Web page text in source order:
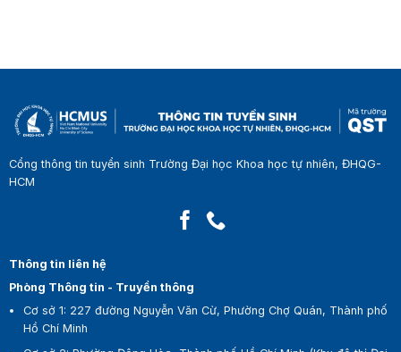
Cổng thông tin tuyển sinh Trường Đại học Khoa học tự nhiên, ĐHQG-
HCM
Thông tin liên hệ
Phòng Thông tin - Truyền thông
Cơ sở 1: 227 đường Nguyễn Văn Cừ, Phường Chợ Quán, Thành phố
Hồ Chí Minh